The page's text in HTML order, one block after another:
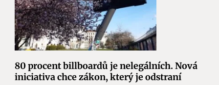
80 procent billboardů je nelegálních. Nová
iniciativa chce zákon, který je odstraní